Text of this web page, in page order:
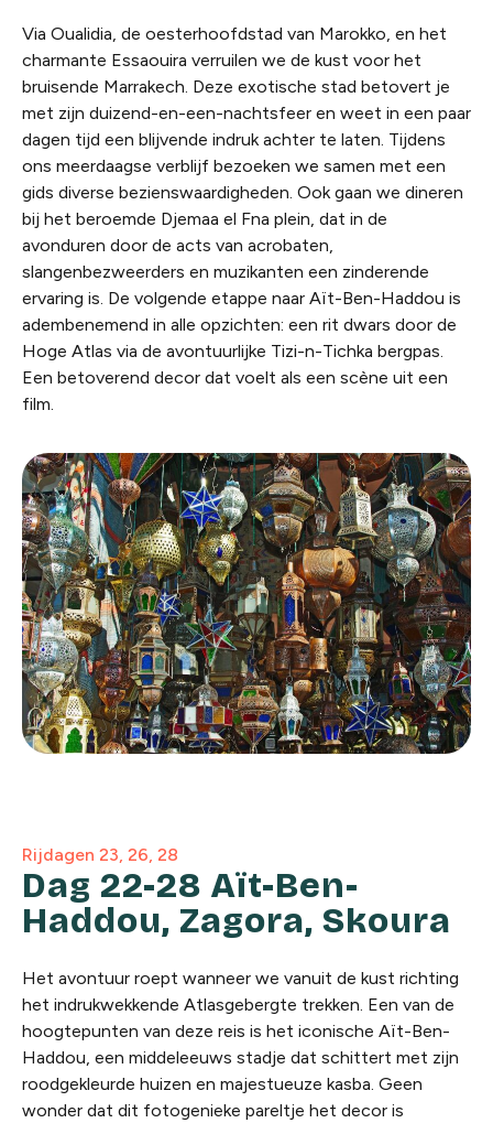
Via Oualidia, de oesterhoofdstad van Marokko, en het
charmante Essaouira verruilen we de kust voor het
bruisende Marrakech. Deze exotische stad betovert je
met zijn duizend-en-een-nachtsfeer en weet in een paar
dagen tijd een blijvende indruk achter te laten. Tijdens
ons meerdaagse verblijf bezoeken we samen met een
gids diverse bezienswaardigheden. Ook gaan we dineren
bij het beroemde Djemaa el Fna plein, dat in de
avonduren door de acts van acrobaten,
slangenbezweerders en muzikanten een zinderende
ervaring is. De volgende etappe naar Aït-Ben-Haddou is
adembenemend in alle opzichten: een rit dwars door de
Hoge Atlas via de avontuurlijke Tizi-n-Tichka bergpas.
Een betoverend decor dat voelt als een scène uit een
film.
Rijdagen 23, 26, 28
Dag 22-28 Aït-Ben-
Haddou, Zagora, Skoura
Het avontuur roept wanneer we vanuit de kust richting
het indrukwekkende Atlasgebergte trekken. Een van de
hoogtepunten van deze reis is het iconische Aït-Ben-
Haddou, een middeleeuws stadje dat schittert met zijn
roodgekleurde huizen en majestueuze kasba. Geen
wonder dat dit fotogenieke pareltje het decor is